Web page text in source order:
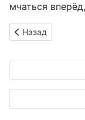
мчаться
Предыдущий:
Назад